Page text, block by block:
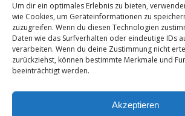
Um dir ein optimales Erlebnis zu bieten,
wie Cookies, um Geräteinformationen zu
zuzugreifen. Wenn du diesen Technologien
Daten wie das Surfverhalten oder eindeutige IDs
verarbeiten. Wenn du deine Zustimmung nicht
zurückziehst, können bestimmte Merkmale und
beeinträchtigt werden.
Akzeptieren
Project
navigation
Previous
Institut